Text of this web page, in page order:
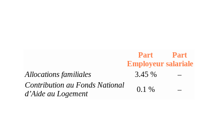
Part
Employeur
Part
salariale
Allocations familiales
3.45 %
–
Contribution au Fonds National
d’Aide au Logement
0.1 % –